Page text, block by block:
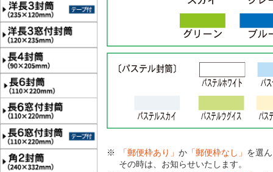
「郵便枠あり」 か 「郵便枠なし」 を選
その時は、お知らせいたします。